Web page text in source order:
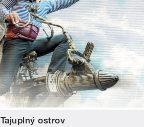
Tajuplný ostrov